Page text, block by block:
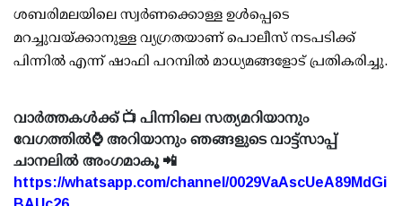
ശബരിമലയിലെ സ്വര്‍ണക്കൊള്ള ഉള്‍പ്പെടെ
മറച്ചുവയ്ക്കാനുള്ള വ്യഗ്രതയാണ് പൊലീസ് നടപടിക്ക്
പിന്നില്‍ എന്ന് ഷാഫി പറമ്പില്‍ മാധ്യമങ്ങളോട് പ്രതികരിച്ചു.
വാർത്തകൾക്ക് 📺 പിന്നിലെ സത്യമറിയാനും
വേഗത്തിൽ⌚ അറിയാനും ഞങ്ങളുടെ വാട്ട്സാപ്പ്
ചാനലിൽ അംഗമാകൂ 📲
https://whatsapp.com/channel/0029VaAscUeA89MdGi